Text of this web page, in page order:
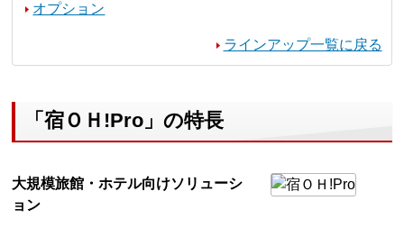
オプション
ラインアップ一覧に戻る
「宿ＯＨ!Pro」の特長
大規模旅館・ホテル向けソリューシ
ョン